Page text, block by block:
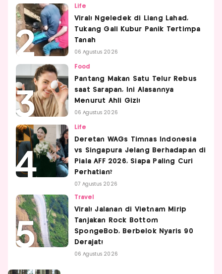
Life
Viral! Ngeledek di Liang Lahad,
Tukang Gali Kubur Panik Tertimpa
Tanah
06 Agustus 2026
Food
Pantang Makan Satu Telur Rebus
saat Sarapan, Ini Alasannya
Menurut Ahli Gizi!
06 Agustus 2026
Life
Deretan WAGs Timnas Indonesia
vs Singapura Jelang Berhadapan di
Piala AFF 2026, Siapa Paling Curi
Perhatian?
07 Agustus 2026
Travel
Viral! Jalanan di Vietnam Mirip
Tanjakan Rock Bottom
SpongeBob, Berbelok Nyaris 90
Derajat!
06 Agustus 2026